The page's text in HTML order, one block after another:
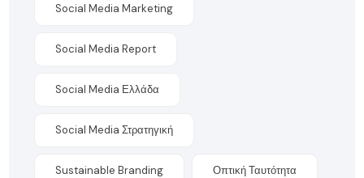
Social Media Marketing
Social Media Report
Social Media Ελλάδα
Social Media Στρατηγική
Sustainable Branding Οπτική Ταυτότητα